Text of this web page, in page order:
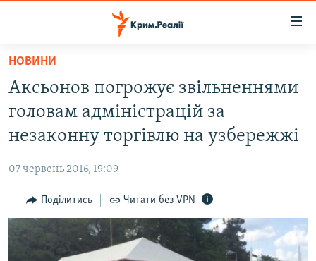
Перейти
основного
матеріалу
до
основної
навігації
Перейти
до
пошуку
БЛОГИ
ПОГЛЯД
ІНТЕРВ'Ю
ВСЕ ЗА ДЕНЬ
НОВИНИ
Аксьонов погрожує звільненнями
головам адміністрацій за
незаконну торгівлю на узбережжі
07 червень 2016, 19:09
Поділитись Читати без VPN